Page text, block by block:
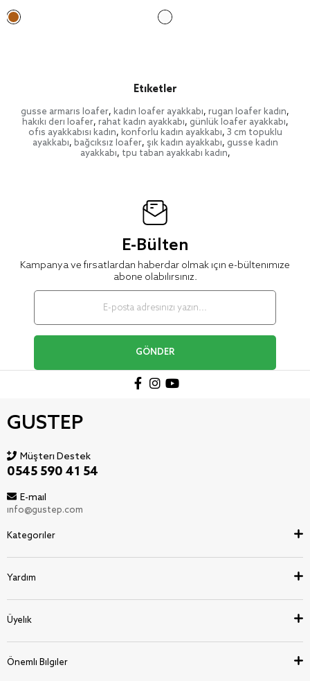
Etiketler
gusse armaris loafer, kadın loafer ayakkabı, rugan loafer kadın,
hakiki deri loafer, rahat kadın ayakkabı, günlük loafer ayakkabı,
ofis ayakkabısı kadın, konforlu kadın ayakkabı, 3 cm topuklu
ayakkabı, bağcıksız loafer, şık kadın ayakkabı, gusse kadın
ayakkabı, tpu taban ayakkabı kadın,
E-Bülten
Kampanya ve fırsatlardan haberdar olmak için e-bültenimize
abone olabilirsiniz.
GÖNDER
GUSTEP
Müşteri Destek
0545 590 41 54
E-mail
info@gustep.com
Kategoriler
Yardım
Üyelik
Önemli Bilgiler